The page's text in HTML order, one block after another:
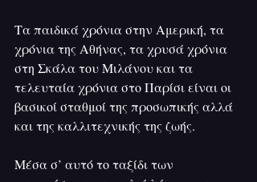
Τα παιδικά χρόνια στην Αμερική, τα
χρόνια της Αθήνας, τα χρυσά χρόνια
στη Σκάλα του Μιλάνου και τα
τελευταία χρόνια στο Παρίσι είναι οι
βασικοί σταθμοί της προσωπικής αλλά
και της καλλιτεχνικής της ζωής.
Μέσα σ’ αυτό το ταξίδι των